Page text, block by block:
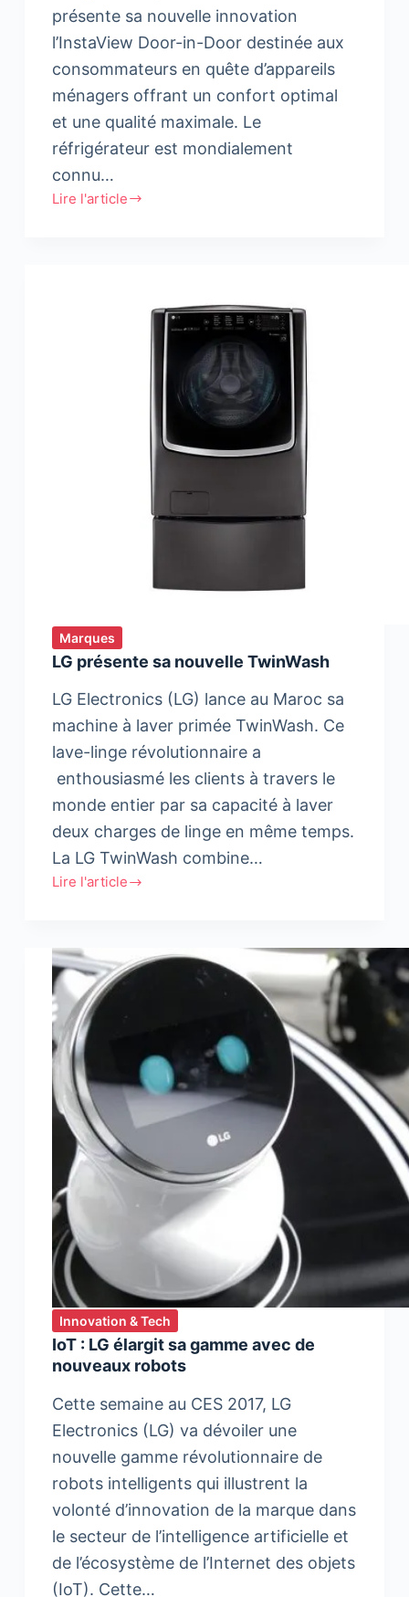
présente sa nouvelle innovation
l’InstaView Door-in-Door destinée aux
consommateurs en quête d’appareils
ménagers offrant un confort optimal
et une qualité maximale. Le
réfrigérateur est mondialement
connu…
Lire l'article
LG
Marques
LG présente sa nouvelle TwinWash
LG Electronics (LG) lance au Maroc sa
machine à laver primée TwinWash. Ce
lave-linge révolutionnaire a
enthousiasmé les clients à travers le
monde entier par sa capacité à laver
deux charges de linge en même temps.
La LG TwinWash combine…
Lire l'article
LG
nouvelle
TwinWash
Innovation & Tech
IoT : LG élargit sa gamme avec de
nouveaux robots
Cette semaine au CES 2017, LG
Electronics (LG) va dévoiler une
nouvelle gamme révolutionnaire de
robots intelligents qui illustrent la
volonté d’innovation de la marque dans
le secteur de l’intelligence artificielle et
de l’écosystème de l’Internet des objets
(IoT). Cette…